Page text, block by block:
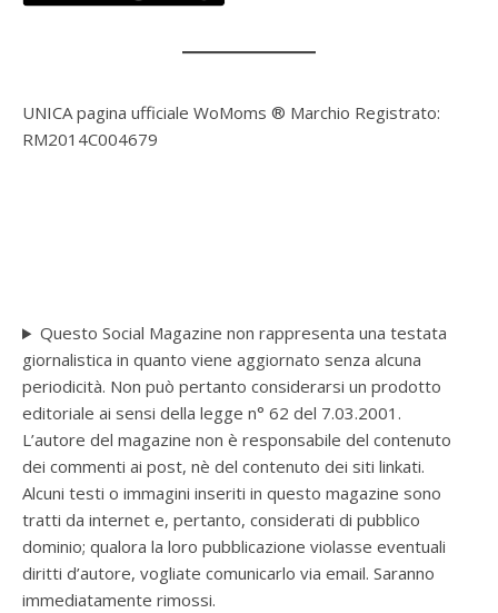
UNICA pagina ufficiale WoMoms ® Marchio Registrato:
RM2014C004679
Questo Social Magazine non rappresenta una testata
giornalistica in quanto viene aggiornato senza alcuna
periodicità. Non può pertanto considerarsi un prodotto
editoriale ai sensi della legge n° 62 del 7.03.2001.
L’autore del magazine non è responsabile del contenuto
dei commenti ai post, nè del contenuto dei siti linkati.
Alcuni testi o immagini inseriti in questo magazine sono
tratti da internet e, pertanto, considerati di pubblico
dominio; qualora la loro pubblicazione violasse eventuali
diritti d’autore, vogliate comunicarlo via email. Saranno
immediatamente rimossi.